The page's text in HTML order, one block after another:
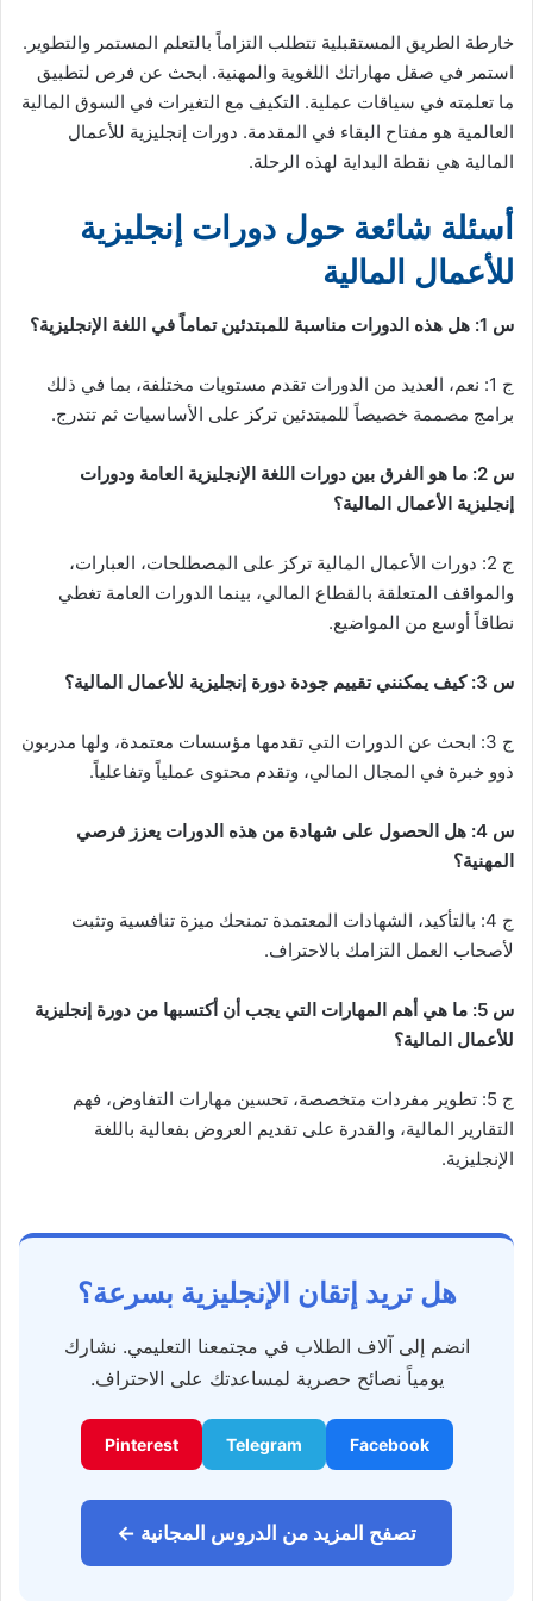
خارطة الطريق المستقبلية تتطلب التزاماً بالتعلم المستمر والتطوير.
استمر في صقل مهاراتك اللغوية والمهنية. ابحث عن فرص لتطبيق
ما تعلمته في سياقات عملية. التكيف مع التغيرات في السوق المالية
العالمية هو مفتاح البقاء في المقدمة. دورات إنجليزية للأعمال
المالية هي نقطة البداية لهذه الرحلة.
أسئلة شائعة حول دورات إنجليزية
للأعمال المالية
س 1: هل هذه الدورات مناسبة للمبتدئين تماماً في اللغة الإنجليزية؟
ج 1: نعم، العديد من الدورات تقدم مستويات مختلفة، بما في ذلك
برامج مصممة خصيصاً للمبتدئين تركز على الأساسيات ثم تتدرج.
س 2: ما هو الفرق بين دورات اللغة الإنجليزية العامة ودورات
إنجليزية الأعمال المالية؟
ج 2: دورات الأعمال المالية تركز على المصطلحات، العبارات،
والمواقف المتعلقة بالقطاع المالي، بينما الدورات العامة تغطي
نطاقاً أوسع من المواضيع.
س 3: كيف يمكنني تقييم جودة دورة إنجليزية للأعمال المالية؟
ج 3: ابحث عن الدورات التي تقدمها مؤسسات معتمدة، ولها مدربون
ذوو خبرة في المجال المالي، وتقدم محتوى عملياً وتفاعلياً.
س 4: هل الحصول على شهادة من هذه الدورات يعزز فرصي
المهنية؟
ج 4: بالتأكيد، الشهادات المعتمدة تمنحك ميزة تنافسية وتثبت
لأصحاب العمل التزامك بالاحتراف.
س 5: ما هي أهم المهارات التي يجب أن أكتسبها من دورة إنجليزية
للأعمال المالية؟
ج 5: تطوير مفردات متخصصة، تحسين مهارات التفاوض، فهم
التقارير المالية، والقدرة على تقديم العروض بفعالية باللغة
الإنجليزية.
هل تريد إتقان الإنجليزية بسرعة؟
انضم إلى آلاف الطلاب في مجتمعنا التعليمي. نشارك
يومياً نصائح حصرية لمساعدتك على الاحتراف.
Facebook
Telegram
Pinterest
تصفح المزيد من الدروس المجانية ←